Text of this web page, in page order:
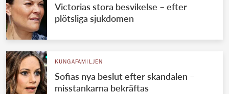
Victorias stora besvikelse – efter
plötsliga sjukdomen
KUNGAFAMILJEN
Sofias nya beslut efter skandalen –
misstankarna bekräftas